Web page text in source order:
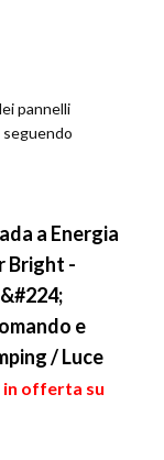
pannelli
a Energia
Bright -
e
/ Luce
in offerta su